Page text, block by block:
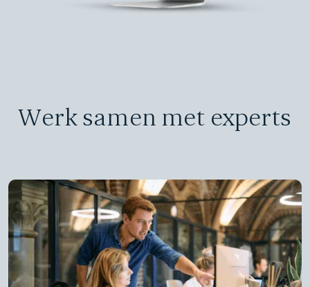
Werk samen met experts